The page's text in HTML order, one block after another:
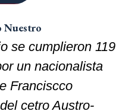
Nuestro
se cumplieron 119
un nacionalista
Franciscco
cetro Austro-